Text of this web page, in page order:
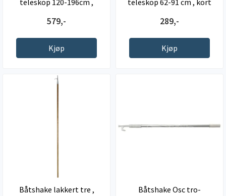
teleskop 120-196cm ,
579,-
Kjøp
teleskop 62-91 cm , kort
289,-
Kjøp
Båtshake lakkert tre ,
Båtshake Osc tro-